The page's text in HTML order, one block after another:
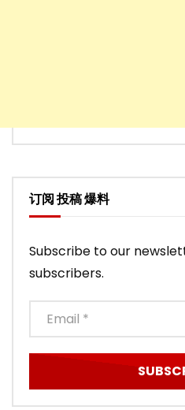
订阅 投稿 爆料
Subscribe to our
subscribers.